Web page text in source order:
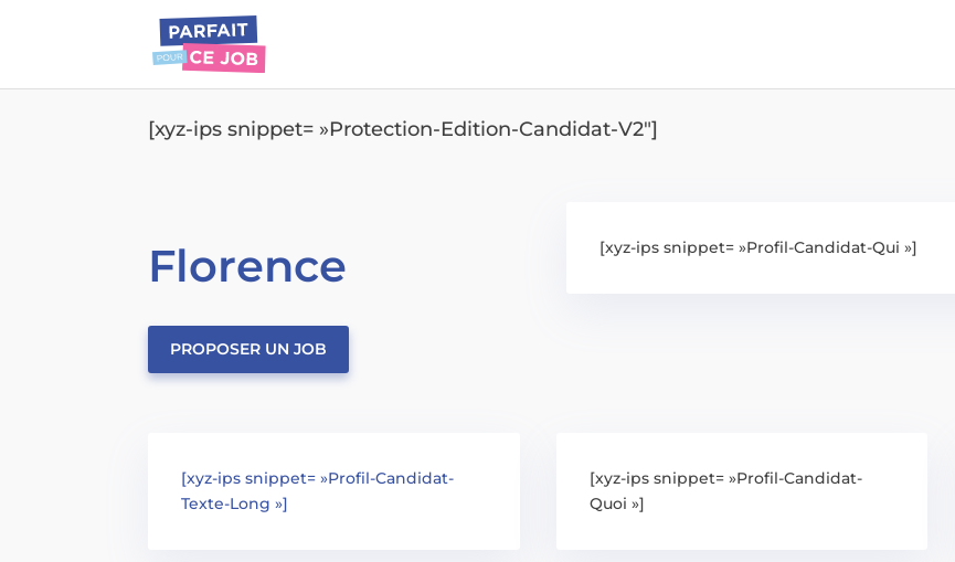
[xyz-ips snippet= »Protection-Edition-Candidat-V2″]
Florence
PROPOSER UN JOB
[xyz-ips snippet= »Profil-Candidat-Qui »]
[xyz-ips snippet= »Profil-Candidat-
Texte-Long »]
[xyz-ips snippet= »Profil-Candidat-
Quoi »]